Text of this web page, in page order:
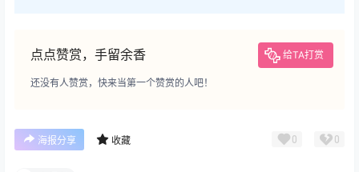
点点赞赏，手留余香 给TA打赏
还没有人赞赏，快来当第一个赞赏的人吧！
海报分享 收藏 0 0